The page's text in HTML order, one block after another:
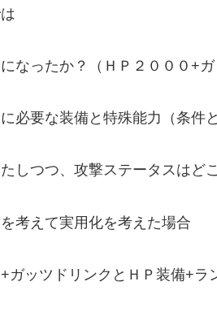
なったか？（ＨＰ２０００+
必要な装備と特殊能力（条件
しつつ、攻撃ステータスはど
考えて実用化を考えた場合
ガッツドリンクとＨＰ装備+